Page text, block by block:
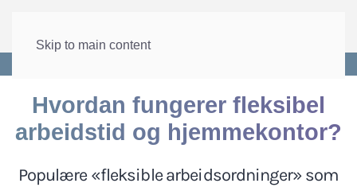
Skip to main content
Hvordan fungerer fleksibel
arbeidstid og hjemmekontor?
Populære «fleksible arbeidsordninger» som